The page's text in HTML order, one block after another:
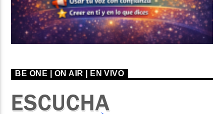
BE ONE | ON AIR | EN VIVO